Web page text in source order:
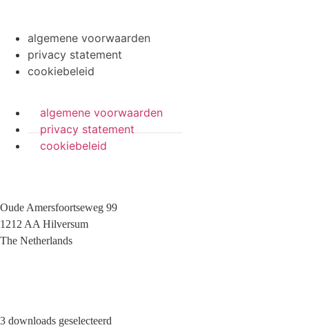
algemene voorwaarden
privacy statement
cookiebeleid
algemene voorwaarden
privacy statement
cookiebeleid
Oude Amersfoortseweg 99
1212 AA Hilversum
The Netherlands
3 downloads geselecteerd